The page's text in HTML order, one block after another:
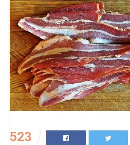
523